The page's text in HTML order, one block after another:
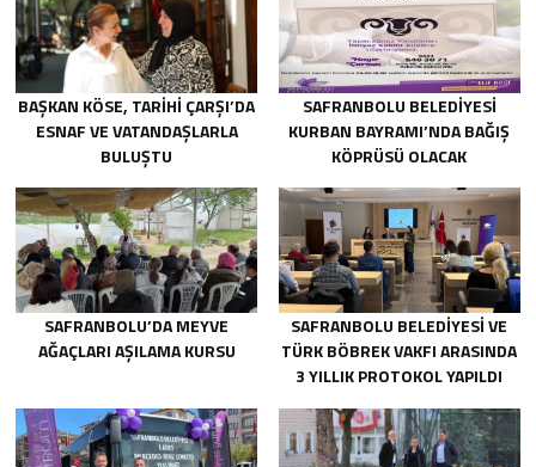
BAŞKAN KÖSE, TARİHİ ÇARŞI’DA
ESNAF VE VATANDAŞLARLA
BULUŞTU
SAFRANBOLU BELEDİYESİ
KURBAN BAYRAMI’NDA BAĞIŞ
KÖPRÜSÜ OLACAK
SAFRANBOLU’DA MEYVE
AĞAÇLARI AŞILAMA KURSU
SAFRANBOLU BELEDİYESİ VE
TÜRK BÖBREK VAKFI ARASINDA
3 YILLIK PROTOKOL YAPILDI